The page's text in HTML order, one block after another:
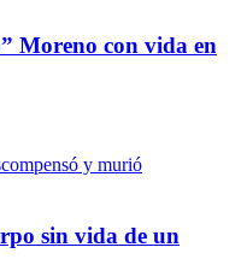
Moreno con vida en
sin vida de un